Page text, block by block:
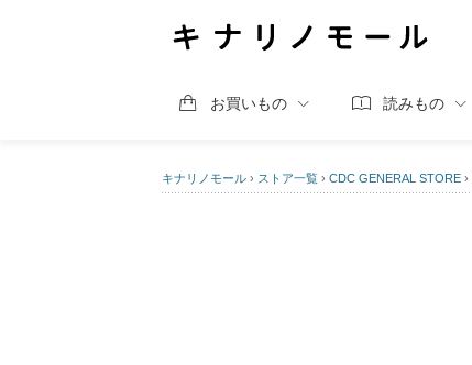
お買いもの 読みもの
キナリノモール › ストア一覧 › CDC GENERAL STORE ›